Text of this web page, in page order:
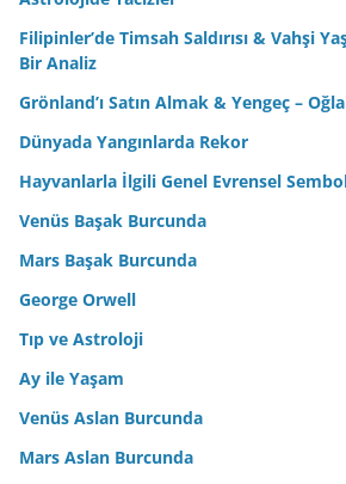
Filipinler’de Timsah Saldırısı & Vahşi
Bir Analiz
Grönland’ı Satın Almak & Yengeç –
Dünyada Yangınlarda Rekor
Hayvanlarla İlgili Genel Evrensel
Venüs Başak Burcunda
Mars Başak Burcunda
George Orwell
Tıp ve Astroloji
Ay ile Yaşam
Venüs Aslan Burcunda
Mars Aslan Burcunda